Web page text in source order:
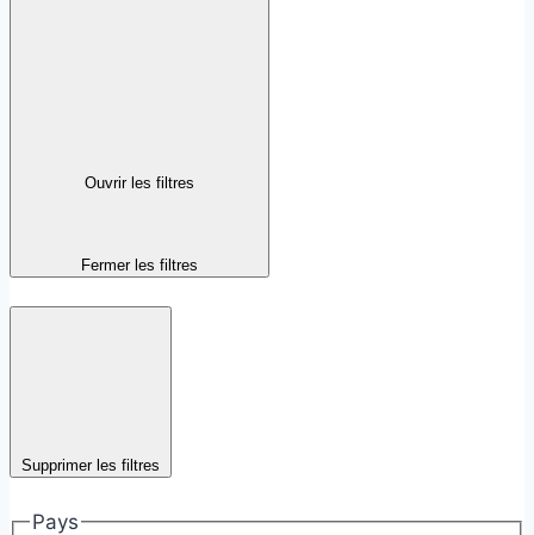
Ouvrir les filtres
Fermer les filtres
Supprimer les filtres
Pays